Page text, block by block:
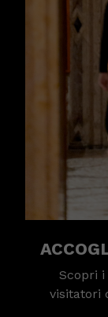
Scopri
visitatori